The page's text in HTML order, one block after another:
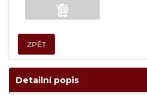
ZPĚT
Detailní popis